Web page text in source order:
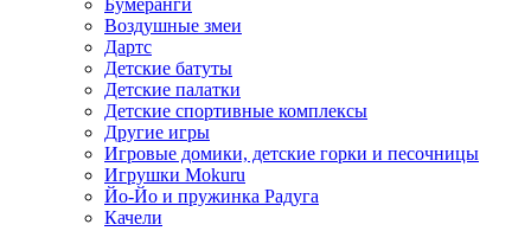
Бумеранги
Воздушные змеи
Дартс
Детские батуты
Детские палатки
Детские спортивные комплексы
Другие игры
Игровые домики, детские горки и песочницы
Игрушки Mokuru
Йо-Йо и пружинка Радуга
Качели